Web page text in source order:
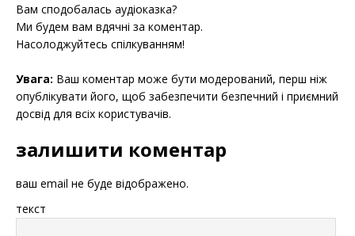
Вам сподобалась аудіоказка?
Ми будем вам вдячні за коментар.
Насолоджуйтесь спілкуванням!
Увага: Ваш коментар може бути модерований, перш ніж
опублікувати його, щоб забезпечити безпечний і приємний
досвід для всіх користувачів.
залишити коментар
ваш email не буде відображено.
текст